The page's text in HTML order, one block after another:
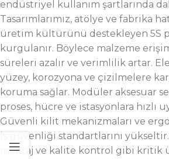
endüstriyel kullanım şartlarında
Tasarımlarımız, atölye ve fabrika
üretim kültürünü destekleyen 5S
kurgulanır. Böylece malzeme
süreleri azalır ve verimlilik artar.
yüzey, korozyona ve çizilmelere
koruma sağlar. Modüler aksesuar
proses, hücre ve istasyonlara hızlı
Güvenli kilit mekanizmaları ve
iş güvenliği standartlarını
montaj ve kalite kontrol gibi kritik